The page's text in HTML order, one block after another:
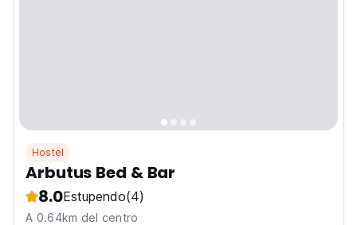
Hostel
Arbutus Bed & Bar
8.0Estupendo(4)
A 0.64km del centro